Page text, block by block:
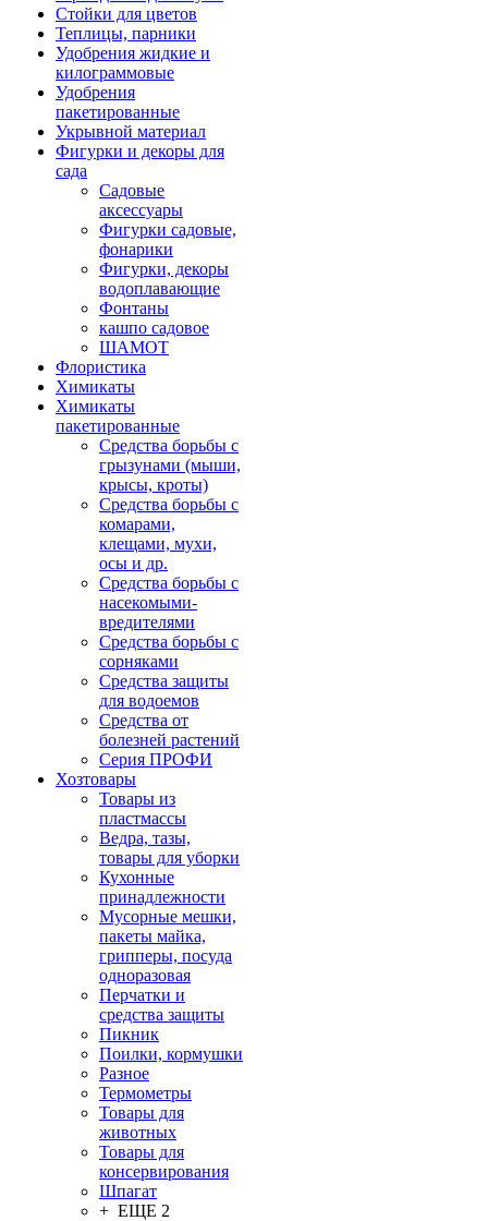
Стойки для цветов
Теплицы, парники
Удобрения жидкие и
килограммовые
Удобрения
пакетированные
Укрывной материал
Фигурки и декоры для
сада
Садовые
аксессуары
Фигурки садовые,
фонарики
Фигурки, декоры
водоплавающие
Фонтаны
кашпо садовое
ШАМОТ
Флористика
Химикаты
Химикаты
пакетированные
Средства борьбы с
грызунами (мыши,
крысы, кроты)
Средства борьбы с
комарами,
клещами, мухи,
осы и др.
Средства борьбы с
насекомыми-
вредителями
Средства борьбы с
сорняками
Средства защиты
для водоемов
Средства от
болезней растений
Серия ПРОФИ
Хозтовары
Товары из
пластмассы
Ведра, тазы,
товары для уборки
Кухонные
принадлежности
Мусорные мешки,
пакеты майка,
грипперы, посуда
одноразовая
Перчатки и
средства защиты
Пикник
Поилки, кормушки
Разное
Термометры
Товары для
животных
Товары для
консервирования
Шпагат
+ ЕЩЕ 2